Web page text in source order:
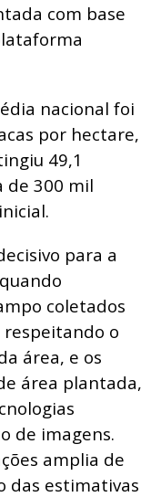
com base
nacional foi
por hectare,
49,1
de 300 mil
para a
coletados
respeitando o
área, e os
área plantada,
de imagens.
amplia de
das estimativas